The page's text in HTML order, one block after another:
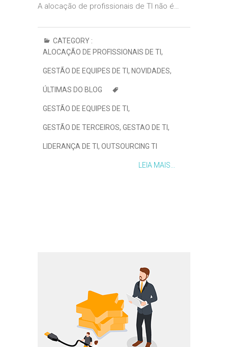
A alocação de profissionais de TI não é…
CATEGORY :
ALOCAÇÃO DE PROFISSIONAIS DE TI,
GESTÃO DE EQUIPES DE TI, NOVIDADES,
ÚLTIMAS DO BLOG
GESTÃO DE EQUIPES DE TI,
GESTÃO DE TERCEIROS, GESTAO DE TI,
LIDERANÇA DE TI, OUTSOURCING TI
LEIA MAIS...